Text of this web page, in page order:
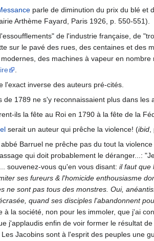
parle de diminution du prix du blé et
Arthème Fayard, Paris 1926, p. 550-551).
de l'industrie française, de
sur le pavé des rues, des centaines et des
des machines à vapeur en nombre
.
l'exact inverse des auteurs pré-cités.
de 1789 ne s'y reconnaissaient plus dans les
ils la fête au Roi en 1790 à la fête de la
serait un auteur qui prêche la violence! (ibid,
Barruel ne prêche pas du tout la
qui doit probablement le déranger...:
souvenez-vous qu'en vous disant: il faut que
ses fureurs & l'homicide enthousiasme
ne sont pas tous des monstres. Oui,
quand ses disciples l'abandonnent
à la société, non pour les immoler, que j'ai
j'applaudis enfin de voir former le résultat
Jacobins sont à l'esprit des peuples une